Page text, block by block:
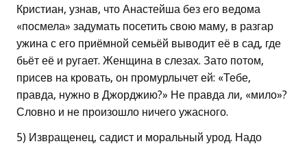
Кристиан, узнав, что Анастейша без его ведома
«посмела» задумать посетить свою маму, в разгар
ужина с его приёмной семьёй выводит её в сад, где
бьёт её и ругает. Женщина в слезах. Зато потом,
присев на кровать, он промурлычет ей: «Тебе,
правда, нужно в Джорджию?» Не правда ли, «мило»?
Словно и не произошло ничего ужасного.
5) Извращенец, садист и моральный урод. Надо